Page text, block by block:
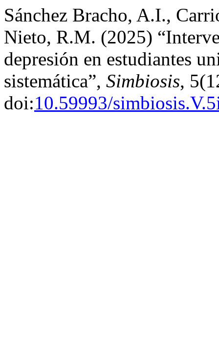
Sánchez Bracho, A.I.,
Nieto, R.M. (2025)
depresión en estudiantes
sistemática”, Simbiosis,
doi:10.59993/